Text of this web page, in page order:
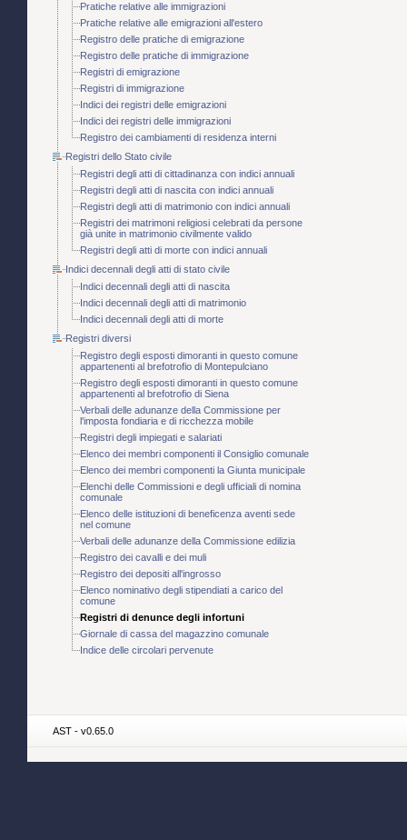
Pratiche relative alle immigrazioni
Pratiche relative alle emigrazioni all'estero
Registro delle pratiche di emigrazione
Registro delle pratiche di immigrazione
Registri di emigrazione
Registri di immigrazione
Indici dei registri delle emigrazioni
Indici dei registri delle immigrazioni
Registro dei cambiamenti di residenza interni
Registri dello Stato civile
Registri degli atti di cittadinanza con indici annuali
Registri degli atti di nascita con indici annuali
Registri degli atti di matrimonio con indici annuali
Registri dei matrimoni religiosi celebrati da persone
già unite in matrimonio civilmente valido
Registri degli atti di morte con indici annuali
Indici decennali degli atti di stato civile
Indici decennali degli atti di nascita
Indici decennali degli atti di matrimonio
Indici decennali degli atti di morte
Registri diversi
Registro degli esposti dimoranti in questo comune
appartenenti al brefotrofio di Montepulciano
Registro degli esposti dimoranti in questo comune
appartenenti al brefotrofio di Siena
Verbali delle adunanze della Commissione per
l'imposta fondiaria e di ricchezza mobile
Registri degli impiegati e salariati
Elenco dei membri componenti il Consiglio comunale
Elenco dei membri componenti la Giunta municipale
Elenchi delle Commissioni e degli ufficiali di nomina
comunale
Elenco delle istituzioni di beneficenza aventi sede
nel comune
Verbali delle adunanze della Commissione edilizia
Registro dei cavalli e dei muli
Registro dei depositi all'ingrosso
Elenco nominativo degli stipendiati a carico del
comune
Registri di denunce degli infortuni
Giornale di cassa del magazzino comunale
Indice delle circolari pervenute
AST - v0.65.0